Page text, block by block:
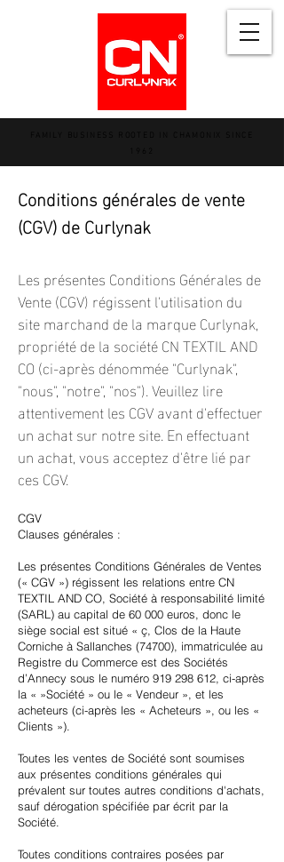
Conditions générales de vente
(CGV) de Curlynak
Les présentes Conditions Générales de
Vente (CGV) régissent l'utilisation du
site marchand de la marque Curlynak,
propriété de la société CN TEXTIL AND
CO (ci-après dénommée "Curlynak",
"nous", "notre", "nos"). Veuillez lire
attentivement les CGV avant d'effectuer
un achat sur notre site. En effectuant
un achat, vous acceptez d'être lié par
ces CGV.
CGV
Clauses générales :
Les présentes Conditions Générales de Ventes
(« CGV ») régissent les relations entre CN
TEXTIL AND CO, Société à responsabilité limité
(SARL) au capital de 60 000 euros, donc le
siège social est situé « ç, Clos de la Haute
Corniche à Sallanches (74700), immatriculée au
Registre du Commerce est des Sociétés
d’Annecy sous le numéro 919 298 612, ci-après
la « »Société » ou le « Vendeur », et les
acheteurs (ci-après les « Acheteurs », ou les «
Clients »).
Toutes les ventes de Société sont soumises
aux présentes conditions générales qui
prévalent sur toutes autres conditions d'achats,
sauf dérogation spécifiée par écrit par la
Société.
Toutes conditions contraires posées par